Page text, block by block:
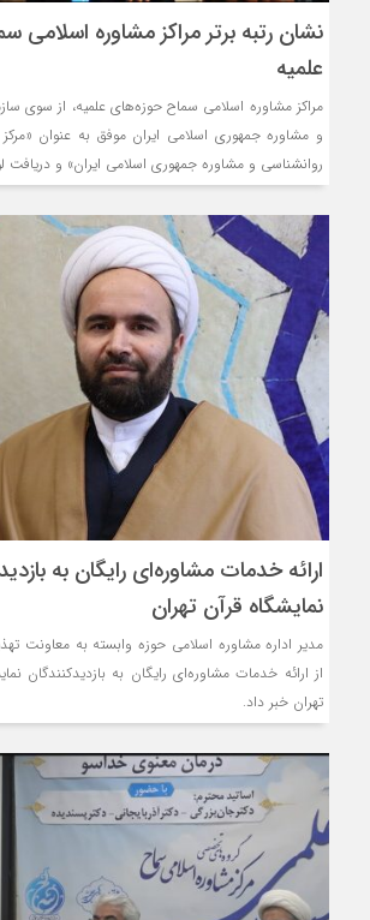
نشان رتبه برتر مراکز مشاوره اسلامی
علمیه
مراکز مشاوره اسلامی سماح حوزه‌های علمیه، از سوی
و مشاوره جمهوری اسلامی ایران موفق به عنوان «مرکز
روانشناسی و مشاوره جمهوری اسلامی ایران» و دریافت
ارائه خدمات مشاوره‌ای رایگان به
نمایشگاه قرآن تهران
مدیر اداره مشاوره اسلامی حوزه وابسته به معاونت
از ارائه خدمات مشاوره‌ای رایگان به بازدیدکنندگان
تهران خبر داد.